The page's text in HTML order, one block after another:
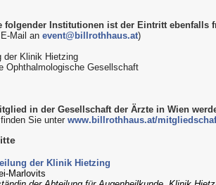
folgender Institutionen ist der Eintritt ebenfalls
E-Mail anevent@billrothhaus.at)
der Klinik Hietzing
Ophthalmologische Gesellschaft
in der Gesellschaft der Ärzte in Wien
Sie unterwww.billrothhaus.at/
der Klinik Hietzing
Marlovits